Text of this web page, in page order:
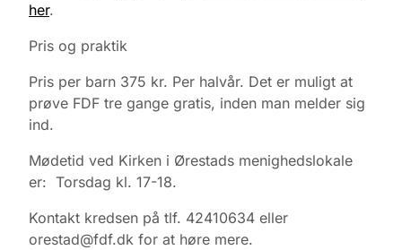
her.
Pris og praktik
Pris per barn 375 kr. Per halvår. Det er muligt at
prøve FDF tre gange gratis, inden man melder sig
ind.
Mødetid ved Kirken i Ørestads menighedslokale
er: Torsdag kl. 17-18.
Kontakt kredsen på tlf. 42410634 eller
orestad@fdf.dk for at høre mere.